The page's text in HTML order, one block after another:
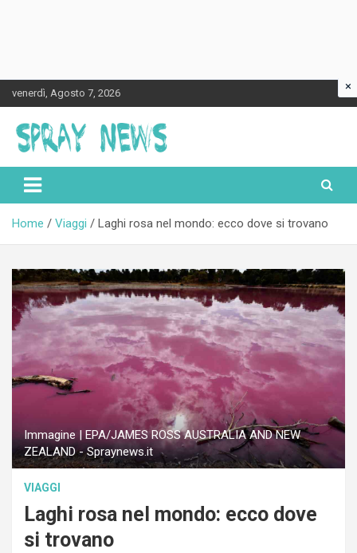
to
content
venerdì, Agosto 7, 2026
Spraynews.it
Home Viaggi Laghi rosa nel mondo: ecco dove si trovano
Immagine | EPA/JAMES ROSS AUSTRALIA AND NEW
ZEALAND - Spraynews.it
VIAGGI
Laghi rosa nel mondo: ecco dove
si trovano
×